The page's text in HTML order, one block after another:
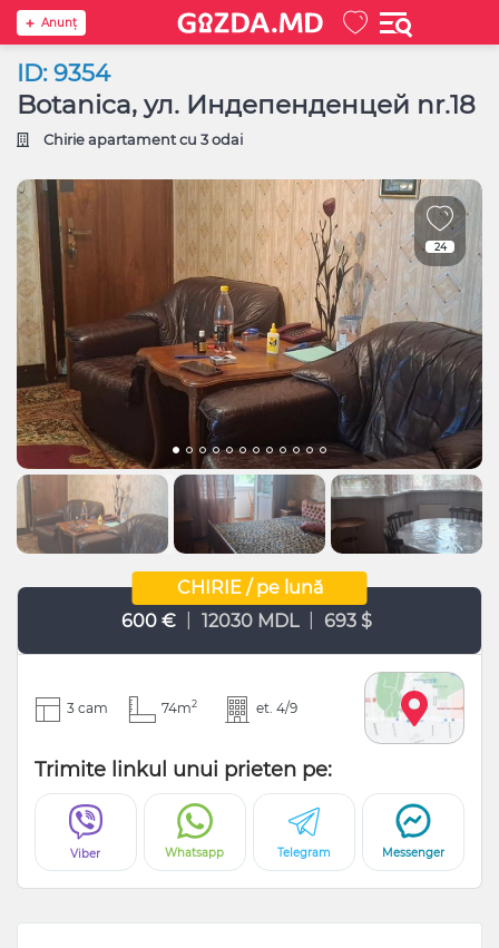
Anunţ
ID: 9354
Botanica, ул. Индепенденцей nr.18
Chirie apartament cu 3 odai
24
CHIRIE / pe lună
600 €
12030 MDL 693 $
3 cam 74m2 et. 4/9
Trimite linkul unui prieten pe:
Viber Whatsapp Telegram Messenger